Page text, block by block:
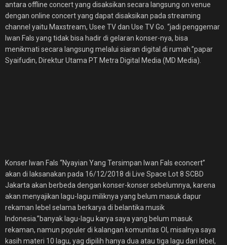
antara offline concert yang disaksikan secara langsung on venue
dengan online concert yang dapat disaksikan pada streaming
channel yaitu Maxstream, Usee TV dan Use TV Go. “jadi penggemar
Iwan Fals yang tidak bisa hadir di gelaran konser-nya, bisa
menikmati secara langsung melalui siaran digital di rumah.”papar
Syaifudin, Direktur Utama PT Metra Digital Media (MD Media).
Konser Iwan Fals “Nyayian Yang Tersimpan Iwan Fals econcert”
akan di laksanakan pada 16/12/2018 di Live Space Lot 8 SCBD
Jakarta akan berbeda dengan konser-konser sebelumnya, karena
akan menyajikan lagu-lagu miliknya yang belum masuk dapur
rekaman lebel selama berkarya di belantika musik
Indonesia.”banyak lagu-lagu karya saya yang belum masuk
rekaman, namun populer di kalangan komunitas OI, misalnya saya
kasih materi 10 lagu, yag dipilih hanya dua atau tiga lagu dari lebel,